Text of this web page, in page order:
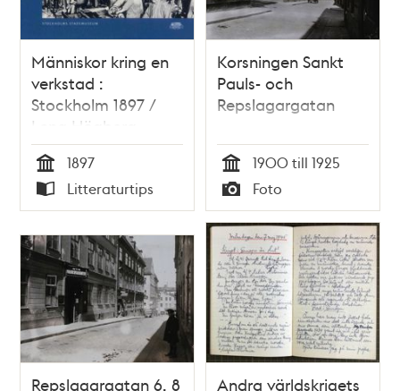
Människor kring en
verkstad :
Stockholm 1897 /
Lena Högberg
Tid
1897
Typ
Litteraturtips
Korsningen Sankt
Pauls- och
Repslagargatan
Tid
1900 till 1925
Typ
Foto
Repslagargatan 6, 8
Andra världskrigets